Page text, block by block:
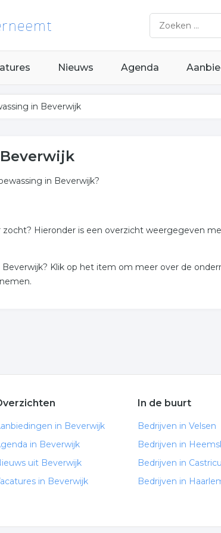
Nieuws Agenda
in Beverwijk
in Beverwijk?
Hieronder is een overzicht weergegeven
Klik op het item om meer over de
in Beverwijk
in Beverwijk
uit Beverwijk
in Beverwijk
In de buurt
Bedrijven in Velsen
Bedrijven in
Bedrijven in
Bedrijven in